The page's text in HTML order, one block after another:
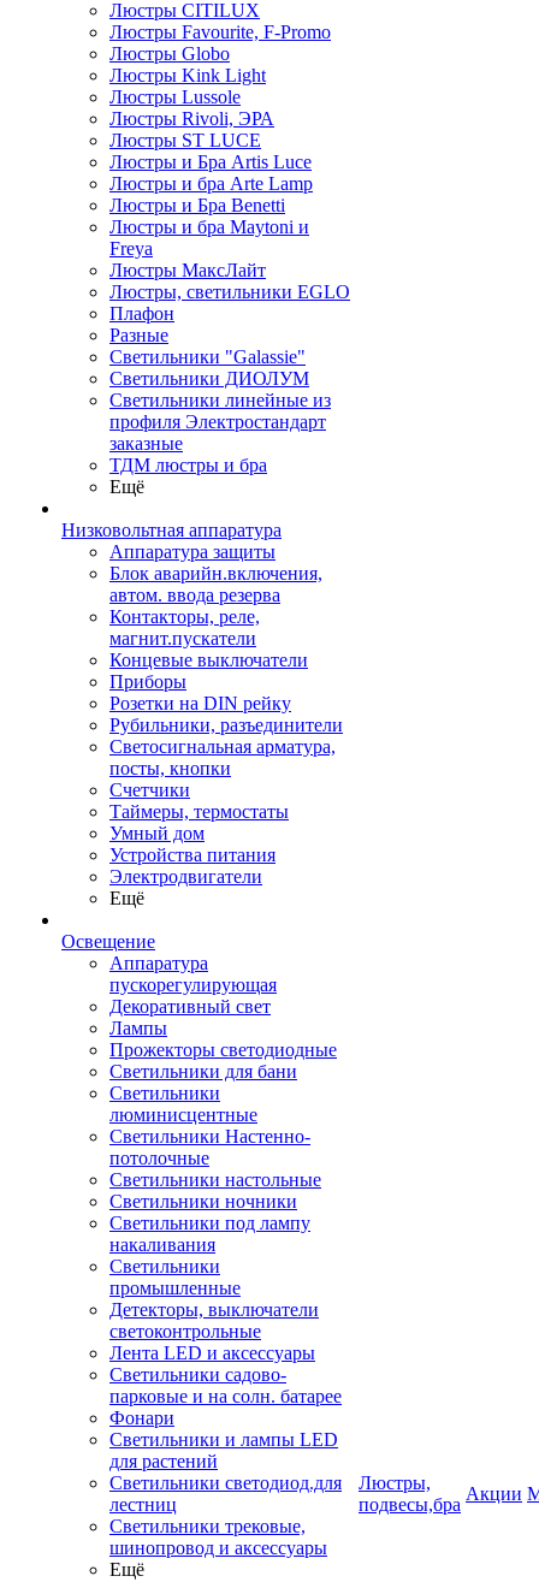
Люстры CITILUX
Люстры Favourite, F-Promo
Люстры Globo
Люстры Kink Light
Люстры Lussole
Люстры Rivoli, ЭРА
Люстры ST LUCE
Люстры и Бра Artis Luce
Люстры и бра Arte Lamp
Люстры и Бра Benetti
Люстры и бра Maytoni и
Freya
Люстры МаксЛайт
Люстры, светильники EGLO
Плафон
Разные
Светильники "Galassie"
Светильники ДИОЛУМ
Светильники линейные из
профиля Электростандарт
заказные
ТДМ люстры и бра
Ещё
Низковольтная аппаратура
Аппаратура защиты
Блок аварийн.включения,
автом. ввода резерва
Контакторы, реле,
магнит.пускатели
Концевые выключатели
Приборы
Розетки на DIN рейку
Рубильники, разъединители
Светосигнальная арматура,
посты, кнопки
Счетчики
Таймеры, термостаты
Умный дом
Устройства питания
Электродвигатели
Ещё
Освещение
Аппаратура
пускорегулирующая
Декоративный свет
Лампы
Прожекторы светодиодные
Светильники для бани
Светильники
люминисцентные
Светильники Настенно-
потолочные
Светильники настольные
Светильники ночники
Светильники под лампу
накаливания
Светильники
промышленные
Детекторы, выключатели
светоконтрольные
Лента LED и аксессуары
Светильники садово-
парковые и на солн. батарее
Фонари
Светильники и лампы LED
для растений
Светильники светодиод.для
лестниц
Светильники трековые,
шинопровод и аксессуары
Ещё
Люстры,
подвесы,бра
Акции